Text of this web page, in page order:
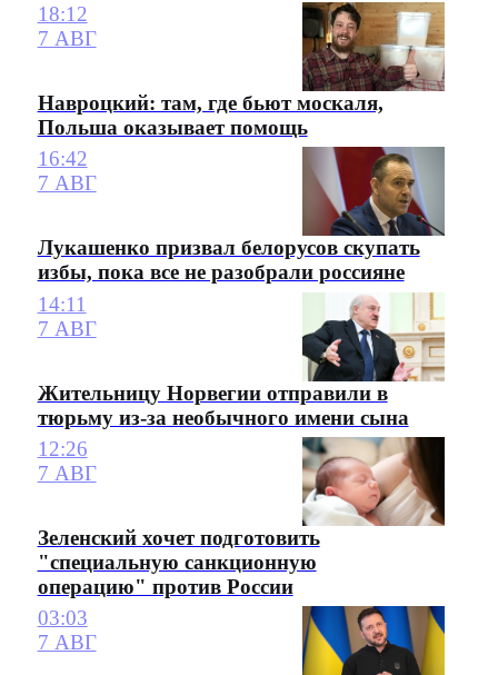
18:12
7 АВГ
Навроцкий: там, где бьют москаля,
Польша оказывает помощь
16:42
7 АВГ
Лукашенко призвал белорусов скупать
избы, пока все не разобрали россияне
14:11
7 АВГ
Жительницу Норвегии отправили в
тюрьму из-за необычного имени сына
12:26
7 АВГ
Зеленский хочет подготовить
"специальную санкционную
операцию" против России
03:03
7 АВГ